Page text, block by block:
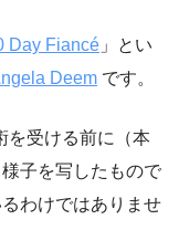
Day Fiancé 」とい
Deem です。
を受ける前に（本
子を写したもので
わけではありませ